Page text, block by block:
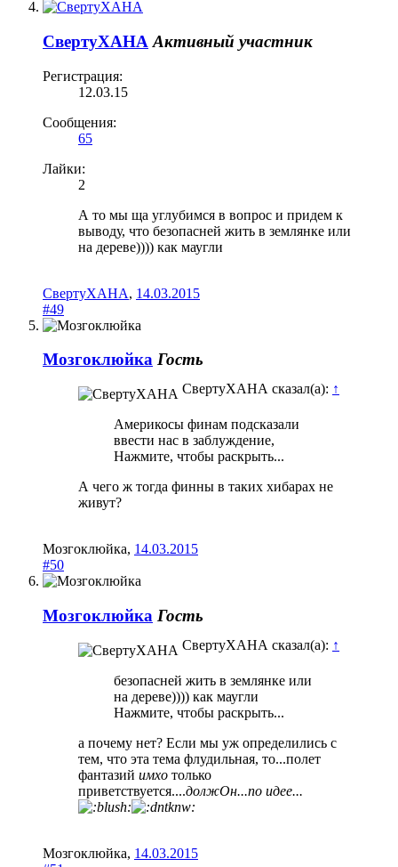
СвертуХАНА Активный участник
Регистрация:
12.03.15
Сообщения:
65
Лайки:
2
А то мы ща углубимся в вопрос и придем к
выводу, что безопасней жить в землянке или
на дереве)))) как маугли
СвертуХАНА, 14.03.2015
#49
Мозгоклюйка Гость
СвертуХАНА сказал(а): ↑
Америкосы финам подсказали
ввести нас в заблуждение,
Нажмите, чтобы раскрыть...
А чего ж тогда финны в таких хибарах не
живут?
Мозгоклюйка, 14.03.2015
#50
Мозгоклюйка Гость
СвертуХАНА сказал(а): ↑
безопасней жить в землянке или
на дереве)))) как маугли
Нажмите, чтобы раскрыть...
а почему нет? Если мы уж определились с
тем, что эта тема флудильная, то...полет
фантазий имхо только
приветствуется....должОн...по идее...
Мозгоклюйка, 14.03.2015